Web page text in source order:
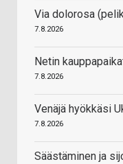
Via dolorosa
7.8.2026
Netin
7.8.2026
Venäjä hyökkäsi
7.8.2026
Säästäminen ja